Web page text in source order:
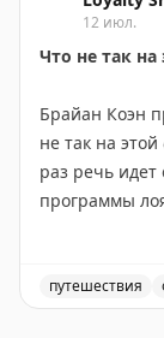
руке бокал
идеальный
Команда
звезд и
Что я не
- японский
- корзина для
12 июл.
Что не так на
Брайан Коэн
не так на
раз речь
программы
приведен
фото
путешествия